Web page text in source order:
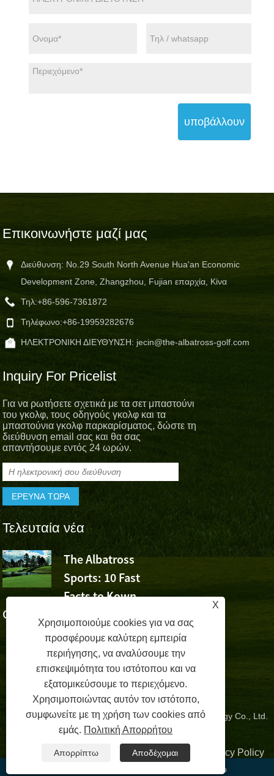
υποβάλλουν
Επικοινωνήστε μαζί μας
Διεύθυνση: No.29 South North Avenue Hua'an Economic
Development Zone, Zhangzhou, Fujian επαρχία, Κίνα
Τηλ:+86-596-7361872
Τηλέφωνο:+86-19959282676
ΗΛΕΚΤΡΟΝΙΚΗ ΔΙΕΥΘΥΝΣΗ: jecin@the-albatross-golf.com
Inquiry For Pricelist
Για να ρωτήσετε σχετικά με τα σετ μπαστούνι
του γκολφ, τους οδηγούς γκολφ και τα
μπαστούνια γκολφ παρκαρίσματος, δώστε τη
διεύθυνση email σας και θα σας
απαντήσουμε εντός 24 ωρών.
Τελευταία νέα
The Albatross
Sports: 10 Fast
Facts to Kown
Golf (Μέρος 1)
Το
τη νίκη του Wu Ashun
Copyright © 2024 Zhangzhou Albatross Sports Technology Co., Ltd.
Με επιφύλαξη παντός δικαιώματος.
Συνδέσεις|Sitemap RSS|XML| | Privacy Policy
WhatsApp
X
Χρησιμοποιούμε cookies για να σας
προσφέρουμε καλύτερη εμπειρία
περιήγησης, να αναλύσουμε την
επισκεψιμότητα του ιστότοπου και να
εξατομικεύσουμε το περιεχόμενο.
Χρησιμοποιώντας αυτόν τον ιστότοπο,
συμφωνείτε με τη χρήση των cookies από
εμάς. Πολιτική Απορρήτου
Απορρίπτω Αποδέχομαι